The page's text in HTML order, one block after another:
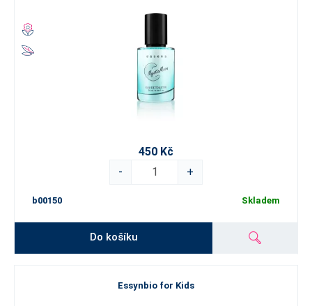
450 Kč
-
+
b00150 Skladem
Do košíku
Essynbio for Kids